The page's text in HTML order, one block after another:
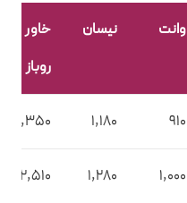
وانت نیسان
خاور
روباز
910
1,180
2,350
1,000
1,280
2,510